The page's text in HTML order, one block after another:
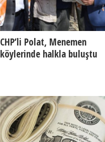
CHP’li Polat, Menemen
köylerinde halkla buluştu